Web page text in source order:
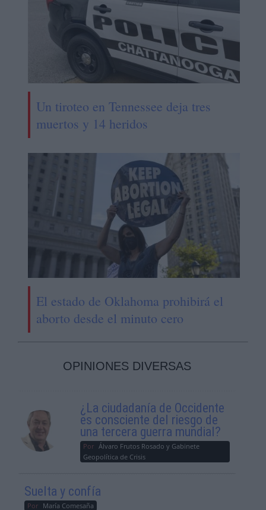
Un tiroteo en Tennessee deja tres
muertos y 14 heridos
El estado de Oklahoma prohibirá el
aborto desde el minuto cero
OPINIONES DIVERSAS
¿La ciudadanía de Occidente
es consciente del riesgo de
una tercera guerra mundial?
Por Álvaro Frutos Rosado y Gabinete
Geopolítica de Crisis
Suelta y confía
Por María Comesaña